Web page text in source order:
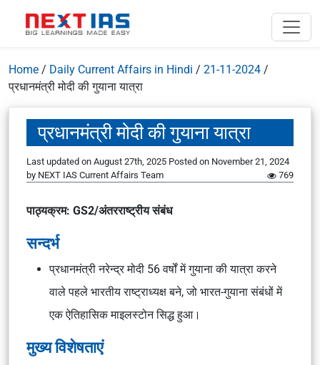
Home / Daily Current Affairs in Hindi / 21-11-2024 /
प्रधानमंत्री मोदी की गुयाना यात्रा
प्रधानमंत्री मोदी की गुयाना यात्रा
Last updated on August 27th, 2025 Posted on November 21, 2024
by NEXT IAS Current Affairs Team 769
पाठ्यक्रम: GS2/अंतरराष्ट्रीय संबंध
सन्दर्भ
प्रधानमंत्री नरेन्द्र मोदी 56 वर्षों में गुयाना की यात्रा करने
वाले पहले भारतीय राष्ट्राध्यक्ष बने, जो भारत-गुयाना संबंधों में
एक ऐतिहासिक माइलस्टोन सिद्ध हुआ।
मुख्य विशेषताएं